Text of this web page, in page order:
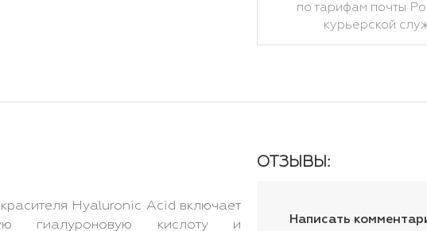
по тарифам почты
курьерской
Hyaluronic Acid включает
гиалуроновую кислоту и
ОТЗЫВЫ:
Написать